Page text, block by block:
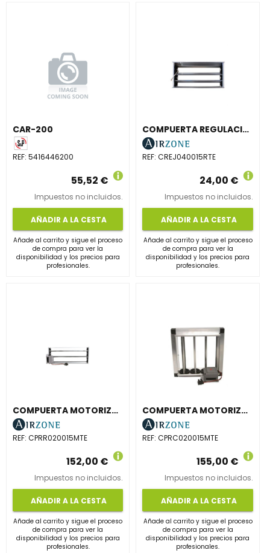
CAR-200
REF: 5416446200
55,52 €
Impuestos no incluidos.
AÑADIR A LA CESTA
Añade al carrito y sigue el proceso
de compra para ver la
disponibilidad y los precios para
profesionales.
COMPUERTA REGULACIÓN CAUDAL MANUAL 400x150mm
REF:CREJ040015RTE
24,00 €
Impuestos no incluidos.
AÑADIR A LA CESTA
Añade al carrito y sigue el proceso
de compra para ver la
disponibilidad y los precios para
profesionales.
COMPUERTA MOTORIZADA DE REJILLA 200x150mm
REF: CPRR020015MTE
152,00 €
Impuestos no incluidos.
AÑADIR A LA CESTA
Añade al carrito y sigue el proceso
de compra para ver la
disponibilidad y los precios para
profesionales.
COMPUERTA MOTORIZADA RECTANGULAR CONDUCTO 200x150mm
REF:CPRC020015MTE
155,00 €
Impuestos no incluidos.
AÑADIR A LA CESTA
Añade al carrito y sigue el proceso
de compra para ver la
disponibilidad y los precios para
profesionales.